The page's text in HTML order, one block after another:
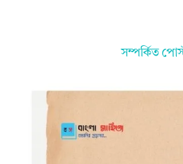
সম্পর্কিত